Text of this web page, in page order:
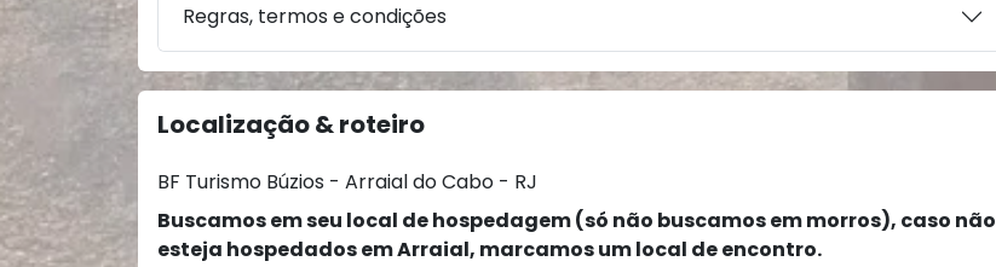
Regras, termos e condições
Localização & roteiro
BF Turismo Búzios - Arraial do Cabo - RJ
Buscamos em seu local de hospedagem (só não buscamos em morros), caso não
esteja hospedados em Arraial, marcamos um local de encontro.